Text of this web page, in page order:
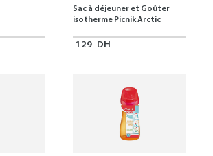
Sac à déjeuner et Goûter
isotherme Picnik Arctic
129 DH